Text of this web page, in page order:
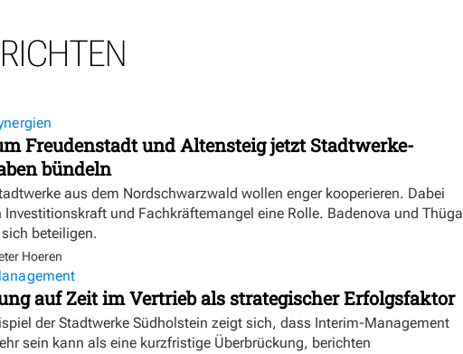
Freudenstadt und Altensteig jetzt Stadtwerke-
bündeln
aus dem Nordschwarzwald wollen enger kooperieren. Dabei
Investitionskraft und Fachkräftemangel eine Rolle. Badenova und Thüga
beteiligen.
Hoeren
auf Zeit im Vertrieb als strategischer Erfolgsfaktor
der Stadtwerke Südholstein zeigt sich, dass Interim-Management
sein kann als eine kurzfristige Überbrückung, berichten